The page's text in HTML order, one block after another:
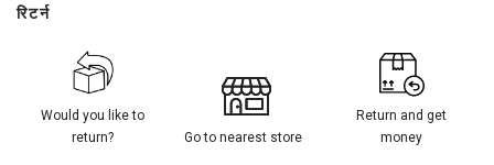
रिटर्न
Would you like to
return?
Go to nearest store
Return and get
money